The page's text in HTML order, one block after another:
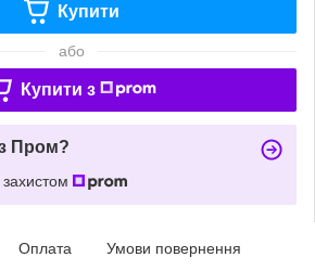
Купити
або
Купити з
Пром?
Оплата Умови повернення